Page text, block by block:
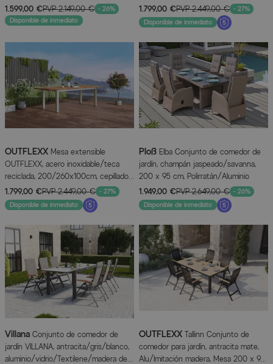
producto certificado FSC®
1.599,00 €PVP2.149,00 € - 26%
Disponible de inmediato
180/240 x 100 cm, 8 Sillas Plegables
1.799,00 €PVP2.449,00 € - 27%
Disponible de inmediato
OUTFLEXX Mesa extensible
OUTFLEXX, acero inoxidable/teca
reciclada, 200/260x100cm, cepillado
rústico, producto certificado FSC®
1.799,00 €PVP2.449,00 € - 27%
Disponible de inmediato
Ploß Elba Conjunto de comedor de
jardín, champán jaspeado/savanna,
200 x 95 cm, Polirratán/Aluminio
1.949,00 €PVP2.649,00 € - 26%
Disponible de inmediato
Villana Conjunto de comedor de
jardín VILLANA, antracita/gris/blanco,
aluminio/vidrio/Textilene/madera de
OUTFLEXX Tallinn Conjunto de
comedor para jardín, antracita mate,
Alu/Imitación madera, Mesa 200 x 90